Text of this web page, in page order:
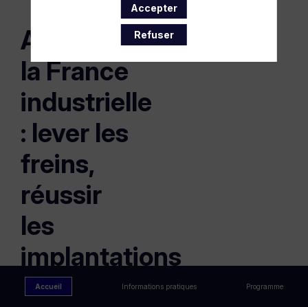
Accélérer
la France
industrielle
: lever les
freins,
réussir
les
implantations
Accueil Informations pratiques Programme
Accepter
Refuser